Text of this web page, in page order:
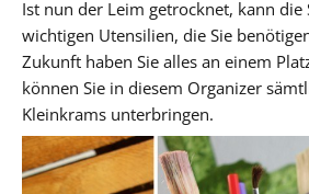
Ist nun der Leim getrocknet, kann
wichtigen Utensilien, die Sie
Zukunft haben Sie alles an einem
können Sie in diesem Organizer
Kleinkrams unterbringen.